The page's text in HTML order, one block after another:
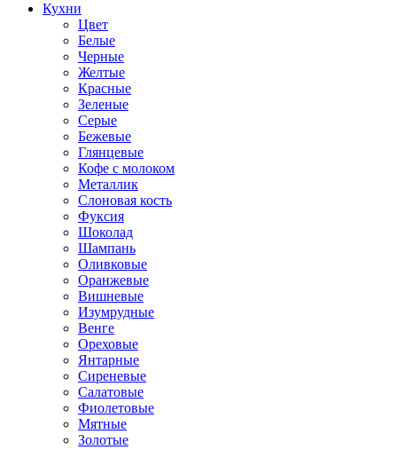
Кухни
Цвет
Белые
Черные
Желтые
Красные
Зеленые
Серые
Бежевые
Глянцевые
Кофе с молоком
Металлик
Слоновая кость
Фуксия
Шоколад
Шампань
Оливковые
Оранжевые
Вишневые
Изумрудные
Венге
Ореховые
Янтарные
Сиреневые
Салатовые
Фиолетовые
Мятные
Золотые